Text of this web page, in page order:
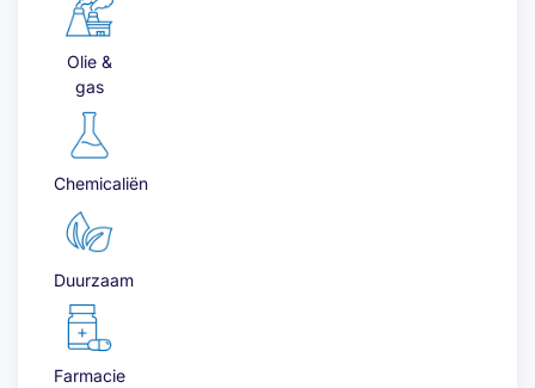
Olie &
gas
Chemicaliën
Duurzaam
Farmacie